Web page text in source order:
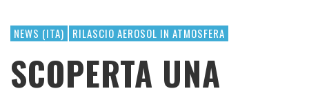
NEWS (ITA) RILASCIO AEROSOL IN ATMOSFERA
SCOPERTA UNA